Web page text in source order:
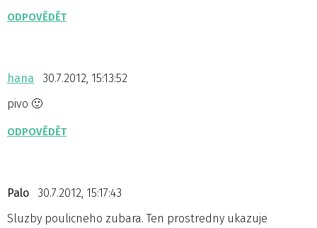
ODPOVĚDĚT
hana
30.7.2012, 15:13:52
pivo 🙂
ODPOVĚDĚT
Palo
30.7.2012, 15:17:43
Sluzby poulicneho zubara. Ten prostredny ukazuje